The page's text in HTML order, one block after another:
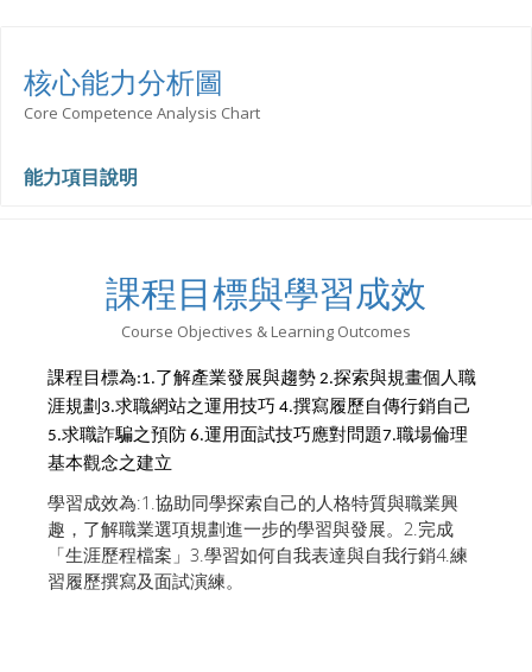
核心能力分析圖
Core Competence Analysis Chart
能力項目說明
課程目標與學習成效
Course Objectives & Learning Outcomes
課程目標為:1.了解產業發展與趨勢 2.探索與規畫個人職
涯規劃 3.求職網站之運用技巧 4.撰寫履歷自傳行銷自己
5.求職詐騙之預防 6.運用面試技巧應對問題7.職場倫理
基本觀念之建立
學習成效為:1.協助同學探索自己的人格特質與職業興
趣，了解職業選項規劃進一步的學習與發展。 2.完成
「生涯歷程檔案」 3.學習如何自我表達與自我行銷4.練
習履歷撰寫及面試演練。